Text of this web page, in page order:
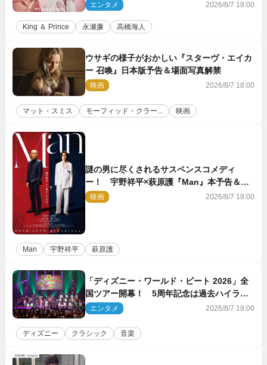
エンタメ 2026/8/7 18:00
King ＆ Prince 永瀬廉 高橋海人
ウサギの様子がおかしい『スターヴ・エイカ
ー 召喚』日本版予告＆場面写真解禁
映画 2026/8/7 18:00
マット・スミス モーフィッド・クラー... 映画
謎の男に尽くされるサスペンスコメディ
ー！ 宇野祥平×萩原護『Man』本予告＆新
ビジュアル解禁
映画 2026/8/7 18:00
Man 宇野祥平 萩原護
「ディズニー・ワールド・ビート 2026」全
国ツアー開幕！ 5周年記念は過去ハイライ
ト＆クルーズ旅を大満喫！【潜入レポート】
エンタメ 2026/8/7 18:00
ディズニー クラシック 音楽